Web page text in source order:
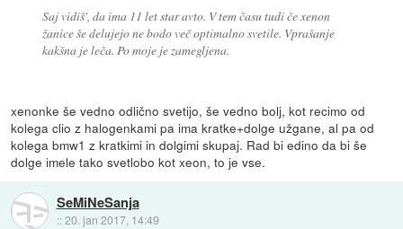
Saj vidiš', da ima 11 let star avto. V tem času tudi če xenon
žanice še delujejo ne bodo več optimalno svetile. Vprašanje
kakšna je leča. Po moje je zamegljena.
xenonke še vedno odlično svetijo, še vedno bolj, kot recimo od
kolega clio z halogenkami pa ima kratke+dolge užgane, al pa od
kolega bmw1 z kratkimi in dolgimi skupaj. Rad bi edino da bi še
dolge imele tako svetlobo kot xeon, to je vse.
SeMiNeSanja
::20. jan 2017, 14:49